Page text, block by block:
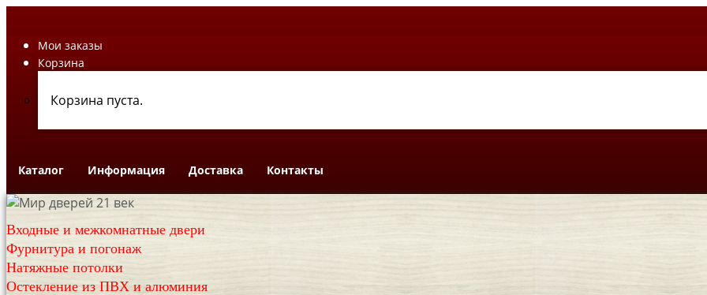
Мои заказы
Корзина
Корзина пуста.
Каталог Информация Доставка Контакты
Входные и межкомнатные двери
Фурнитура и погонаж
Натяжные потолки
Остекление из ПВХ и алюминия